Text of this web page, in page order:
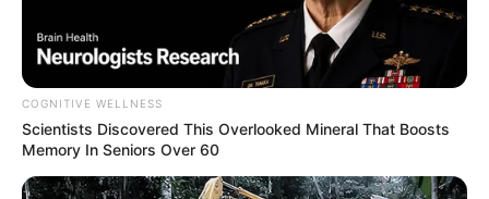
COGNITIVE WELLNESS
Scientists Discovered This Overlooked Mineral That Boosts
Memory In Seniors Over 60